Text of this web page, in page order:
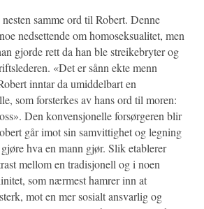
samme ord til Robert. Denne
nedsettende om homoseksualitet, men
gjorde rett da han ble streikebryter og
«Det er sånn ekte menn
inntar da umiddelbart en
som forsterkes av hans ord til moren:
Den konvensjonelle forsørgeren blir
går imot sin samvittighet og legning
hva en mann gjør. Slik etablerer
mellom en tradisjonell og i noen
som nærmest hamrer inn at
mot en mer sosialt ansvarlig og